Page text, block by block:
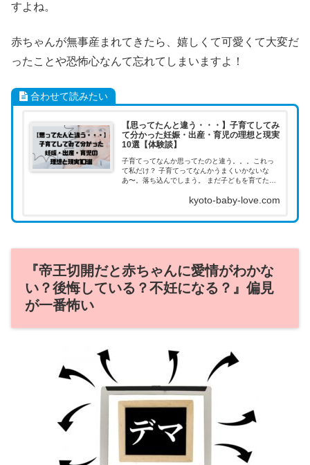
すよね。
赤ちゃんが無事産まれてきたら、嬉しくて可愛くて大変だ
ったことや恐怖心なんて忘れてしまいますよ！
合わせて読みたい
【思ってたんと違う・・・】子育てしてみ
て分かった妊娠・出産・育児の理想と現実
10選【体験談】
子育てってなんか思ってたのと違う。。。これっ
て私だけ？ 子育てってなんかうまくいかないな
あ〜。落ち込んでしまう。 まだ子どもを育てたこ
ちょっと覗いてみたい。 そんなお悩みに答えます
kyoto-baby-love.com
『帝王切開だと赤ちゃんに愛情がわかな
い？後悔している？不妊になる？』偏見
が一番怖い